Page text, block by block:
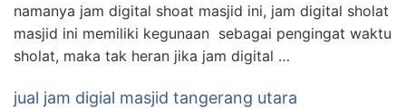
namanya jam digital shoat masjid ini, jam digital sholat
masjid ini memiliki kegunaan sebagai pengingat waktu
sholat, maka tak heran jika jam digital …
jual jam digial masjid tangerang utara